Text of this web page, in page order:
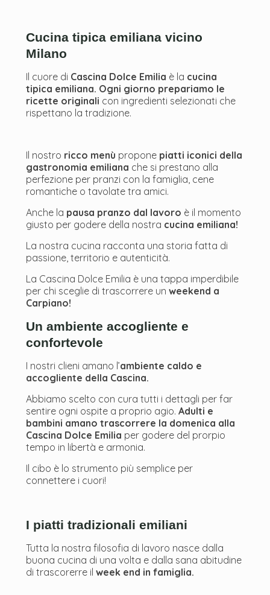
Cucina tipica emiliana vicino
Milano
Il cuore di Cascina Dolce Emilia è la cucina
tipica emiliana. Ogni giorno prepariamo le
ricette originali con ingredienti selezionati che
rispettano la tradizione.
Il nostro ricco menù propone piatti iconici della
gastronomia emiliana che si prestano alla
perfezione per pranzi con la famiglia, cene
romantiche o tavolate tra amici.
Anche la pausa pranzo dal lavoro è il momento
giusto per godere della nostra cucina emiliana!
La nostra cucina racconta una storia fatta di
passione, territorio e autenticità.
La Cascina Dolce Emilia è una tappa imperdibile
per chi sceglie di trascorrere un weekend a
Carpiano!
Un ambiente accogliente e
confortevole
I nostri clieni amano l’ambiente caldo e
accogliente della Cascina.
Abbiamo scelto con cura tutti i dettagli per far
sentire ogni ospite a proprio agio. Adulti e
bambini amano trascorrere la domenica alla
Cascina Dolce Emilia per godere del prorpio
tempo in libertà e armonia.
Il cibo è lo strumento più semplice per
connettere i cuori!
I piatti tradizionali emiliani
Tutta la nostra filosofia di lavoro nasce dalla
buona cucina di una volta e dalla sana abitudine
di trascorerre il week end in famiglia.